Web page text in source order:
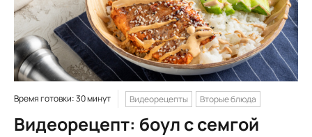
Время готовки: 30 минут Видеорецепты Вторые блюда
Видеорецепт: боул с семгой